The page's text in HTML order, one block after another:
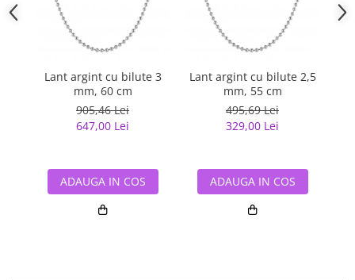
Lant argint cu bilute 3
mm, 60 cm
905,46 Lei
647,00 Lei
ADAUGA IN COS
Lant argint cu bilute 2,5
mm, 55 cm
495,69 Lei
329,00 Lei
ADAUGA IN COS